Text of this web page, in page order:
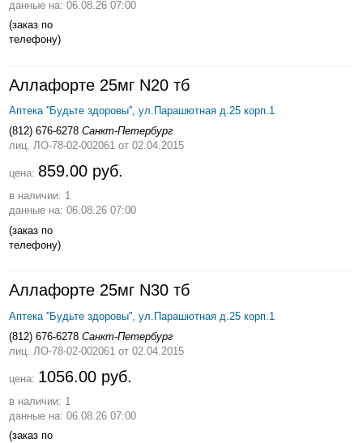
данные на: 06.08.26 07:00
(заказ по
телефону)
Аллафорте 25мг N20 тб
Аптека ''Будьте здоровы'', ул.Парашютная д.25 корп.1
(812) 676-6278 Санкт-Петербург
лиц. ЛО-78-02-002061 от 02.04.2015
цена: 859.00 руб.
в наличии: 1
данные на: 06.08.26 07:00
(заказ по
телефону)
Аллафорте 25мг N30 тб
Аптека ''Будьте здоровы'', ул.Парашютная д.25 корп.1
(812) 676-6278 Санкт-Петербург
лиц. ЛО-78-02-002061 от 02.04.2015
цена: 1056.00 руб.
в наличии: 1
данные на: 06.08.26 07:00
(заказ по